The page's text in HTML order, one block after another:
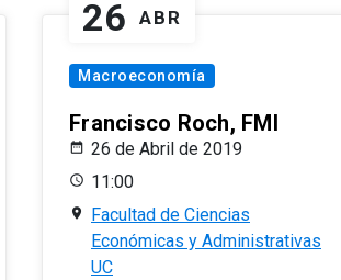
26 ABR
Macroeconomía
Francisco Roch, FMI
26 de Abril de 2019
11:00
Facultad de Ciencias
Económicas y Administrativas
UC